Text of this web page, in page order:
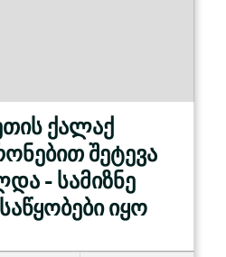
ქალაქ
შეტევა
- სამიზნე
საწყობები იყო